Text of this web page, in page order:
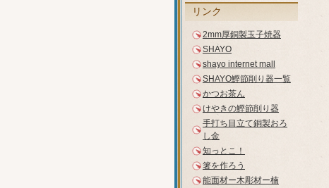
リンク
2mm厚銅製玉子焼器
SHAYO
shayo internet mall
SHAYO鰹節削り器一覧
かつお茶ん
けやきの鰹節削り器
手打ち目立て銅製おろ
し金
知っとこ！
箸を作ろう
能面材ー木彫材ー楠